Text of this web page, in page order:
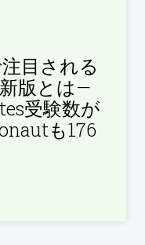
目される
版とは—
受験数が
も176